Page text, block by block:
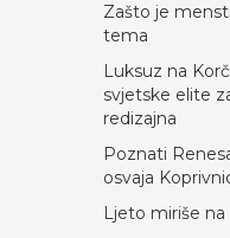
Zašto je
tema
Luksuz na
svjetske elite
redizajna
Poznati
osvaja
Ljeto miriše na